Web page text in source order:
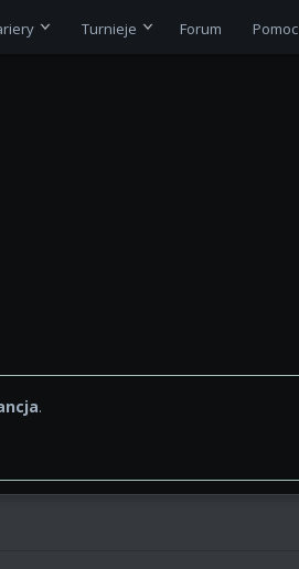
Turnieje Forum Pomoc
.